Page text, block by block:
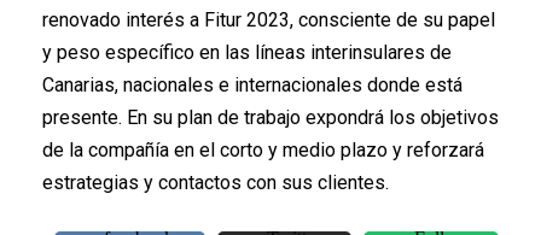
renovado interés a Fitur 2023, consciente de su papel
y peso específico en las líneas interinsulares de
Canarias, nacionales e internacionales donde está
presente. En su plan de trabajo expondrá los objetivos
de la compañía en el corto y medio plazo y reforzará
estrategias y contactos con sus clientes.